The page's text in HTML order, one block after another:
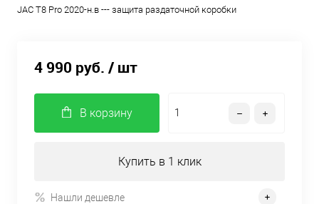
JAC T8 Pro 2020-н.в --- защита раздаточной коробки
4 990 руб. / шт
В корзину
Купить в 1 клик
Нашли дешевле